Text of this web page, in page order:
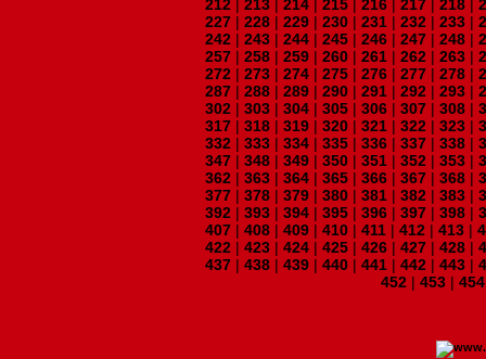
212 | 213 | 214 | 215 | 216 | 217 | 218 |
227 | 228 | 229 | 230 | 231 | 232 | 233 |
242 | 243 | 244 | 245 | 246 | 247 | 248 |
257 | 258 | 259 | 260 | 261 | 262 | 263 |
272 | 273 | 274 | 275 | 276 | 277 | 278 |
287 | 288 | 289 | 290 | 291 | 292 | 293 |
302 |303 |304 |305 |306 |307 |308 |
317 | 318 | 319 | 320 | 321 | 322 | 323 |
332 | 333 | 334 | 335 | 336 | 337 | 338 |
347 | 348 | 349 | 350 | 351 | 352 | 353 |
362 | 363 | 364 | 365 | 366 | 367 | 368 |
377 | 378 | 379 | 380 | 381 | 382 | 383 |
392 | 393 | 394 | 395 | 396 | 397 | 398 |
407 |408 |409 |410 |411 |412 |413 |
422 | 423 | 424 | 425 | 426 | 427 | 428 |
437 | 438 | 439 | 440 | 441 | 442 | 443 |
452 | 453 | 454